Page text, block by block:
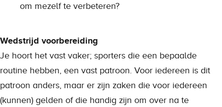
om mezelf te verbeteren?
Wedstrijd voorbereiding
Je hoort het vast vaker; sporters die een bepaalde
routine hebben, een vast patroon. Voor iedereen is dit
patroon anders, maar er zijn zaken die voor iedereen
(kunnen) gelden of die handig zijn om over na te